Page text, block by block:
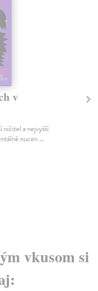
v
ničitel a nejvyšší
nucen ...
vkusom si